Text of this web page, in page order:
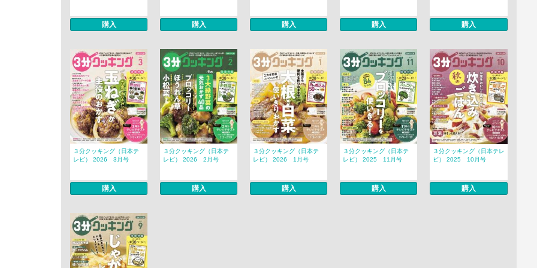
購入 購入 購入 購入 購入
３分クッキング（日本テ
レビ） 2026 3月号
購入
３分クッキング（日本テ
レビ） 2026 2月号
購入
３分クッキング（日本テ
レビ） 2026 1月号
購入
３分クッキング（日本テ
レビ） 2025 11月号
購入
３分クッキング（日本テレ
ビ） 2025 10月号
購入